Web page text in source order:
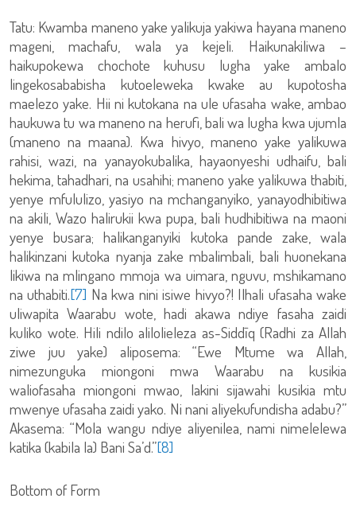
Tatu: Kwamba maneno yake yalikuja yakiwa hayana maneno
mageni, machafu, wala ya kejeli. Haikunakiliwa –
haikupokewa chochote kuhusu lugha yake ambalo
lingekosababisha kutoeleweka kwake au kupotosha
maelezo yake. Hii ni kutokana na ule ufasaha wake, ambao
haukuwa tu wa maneno na herufi, bali wa lugha kwa ujumla
(maneno na maana). Kwa hivyo, maneno yake yalikuwa
rahisi, wazi, na yanayokubalika, hayaonyeshi udhaifu, bali
hekima, tahadhari, na usahihi; maneno yake yalikuwa thabiti,
yenye mfululizo, yasiyo na mchanganyiko, yanayodhibitiwa
na akili, Wazo halirukii kwa pupa, bali hudhibitiwa na maoni
yenye busara; halikanganyiki kutoka pande zake, wala
halikinzani kutoka nyanja zake mbalimbali, bali huonekana
likiwa na mlingano mmoja wa uimara, nguvu, mshikamano
na uthabiti.[7] Na kwa nini isiwe hivyo?! Ilhali ufasaha wake
uliwapita Waarabu wote, hadi akawa ndiye fasaha zaidi
kuliko wote. Hili ndilo alilolieleza as-Siddīq (Radhi za Allah
ziwe juu yake) aliposema: “Ewe Mtume wa Allah,
nimezunguka miongoni mwa Waarabu na kusikia
waliofasaha miongoni mwao, lakini sijawahi kusikia mtu
mwenye ufasaha zaidi yako. Ni nani aliyekufundisha adabu?”
Akasema: “Mola wangu ndiye aliyenilea, nami nimelelewa
katika (kabila la) Bani Sa’d.”[8]
Bottom of Form